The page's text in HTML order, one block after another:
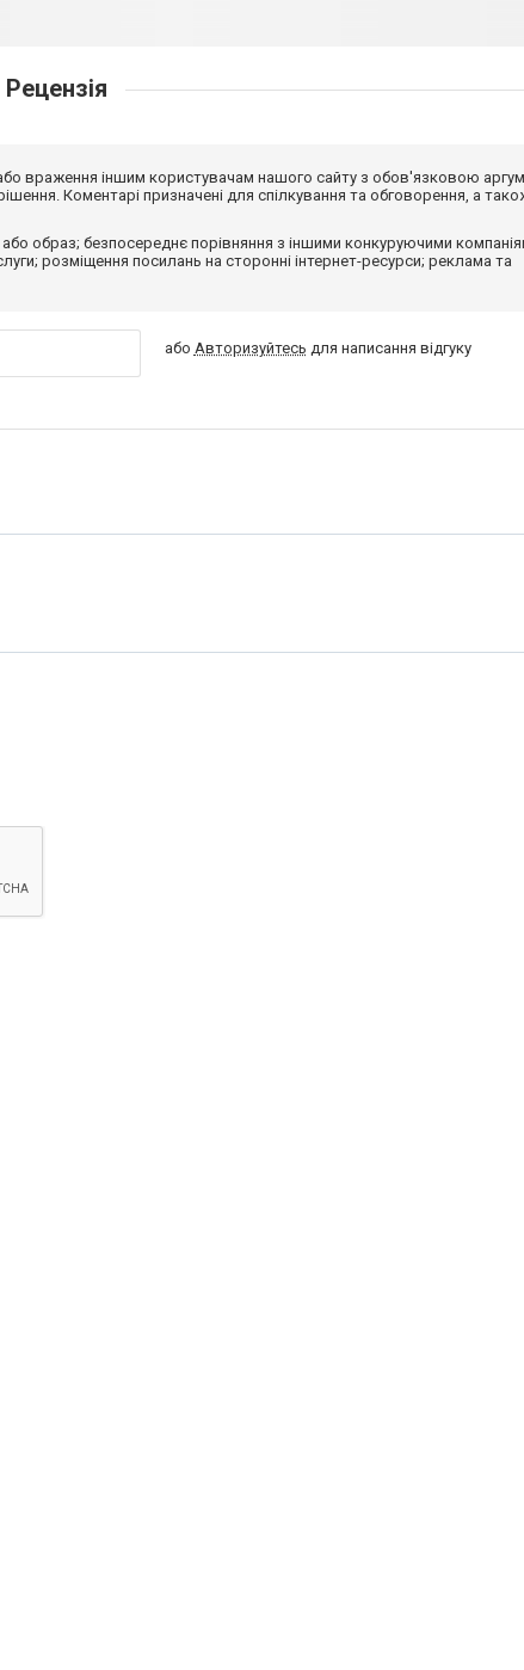
Рецензія
враження іншим користувачам нашого сайту з обов'язковою
Коментарі призначені для спілкування та обговорення, а
образ; безпосереднє порівняння з іншими конкуруючими
розміщення посилань на сторонні інтернет-ресурси; реклама та
або Авторизуйтесь для написання відгуку